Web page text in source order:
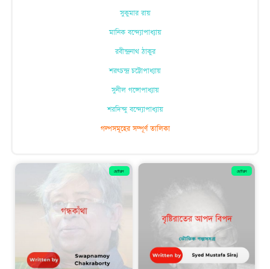
সুকুমার রায়
মানিক বন্দ্যোপাধ্যায়
রবীন্দ্রনাথ ঠাকুর
শরৎচন্দ্র চট্টোপাধ্যায়
সুনীল গঙ্গোপাধ্যায়
শরদিন্দু বন্দ্যোপাধ্যায়
গল্পসমূহের সম্পূর্ণ তালিকা
ছোটগল্প ছোটগল্প